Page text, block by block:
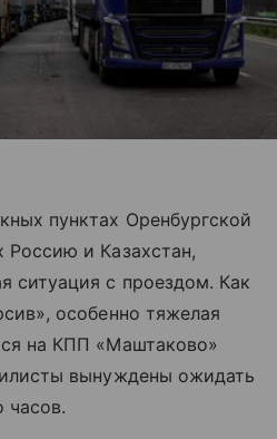
пунктах Оренбургской
и Казахстан,
ситуация с проездом. Как
особенно тяжелая
на КПП «Маштаково»
вынуждены ожидать
часов.